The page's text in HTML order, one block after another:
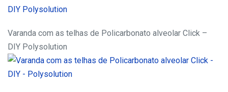
Varanda com as telhas de Policarbonato alveolar Click –
DIY Polysolution